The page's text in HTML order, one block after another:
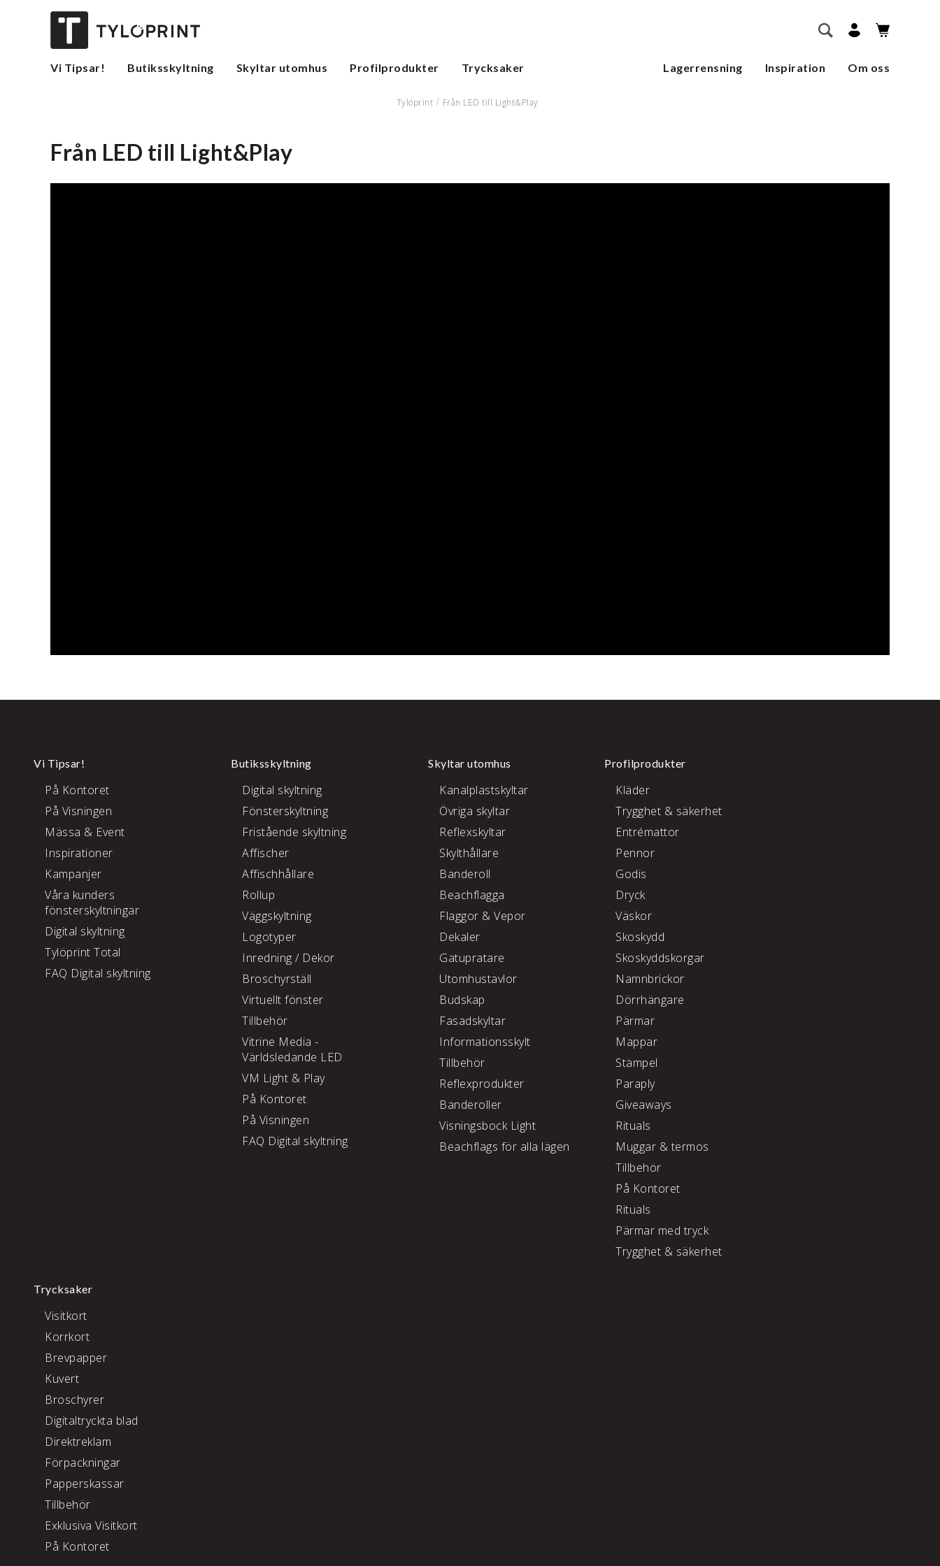
        SÖK
Vi Tipsar! Butiksskyltning Skyltar utomhus Profilprodukter Trycksaker Lagerrensning Inspiration Om oss
Tylöprint Från LED till Light&Play
Från LED till Light&Play
Vi Tipsar!
På Kontoret
På Visningen
Mässa & Event
Inspirationer
Kampanjer
Våra kunders
fönsterskyltningar
Digital skyltning
Tylöprint Total
FAQ Digital skyltning
Butiksskyltning
Digital skyltning
Fönsterskyltning
Fristående skyltning
Affischer
Affischhållare
Rollup
Väggskyltning
Logotyper
Inredning / Dekor
Broschyrställ
Virtuellt fönster
Tillbehör
Vitrine Media -
Världsledande LED
VM Light & Play
På Kontoret
På Visningen
FAQ Digital skyltning
Skyltar utomhus
Kanalplastskyltar
Övriga skyltar
Reflexskyltar
Skylthållare
Banderoll
Beachflagga
Flaggor & Vepor
Dekaler
Gatupratare
Utomhustavlor
Budskap
Fasadskyltar
Informationsskylt
Tillbehör
Reflexprodukter
Banderoller
Visningsbock Light
Beachflags för alla lägen
Profilprodukter
Kläder
Trygghet & säkerhet
Entrémattor
Pennor
Godis
Dryck
Väskor
Skoskydd
Skoskyddskorgar
Namnbrickor
Dörrhängare
Pärmar
Mappar
Stämpel
Paraply
Giveaways
Rituals
Muggar & termos
Tillbehör
På Kontoret
Rituals
Pärmar med tryck
Trygghet & säkerhet
Trycksaker
Visitkort
Korrkort
Brevpapper
Kuvert
Broschyrer
Digitaltryckta blad
Direktreklam
Förpackningar
Papperskassar
Tillbehör
Exklusiva Visitkort
På Kontoret